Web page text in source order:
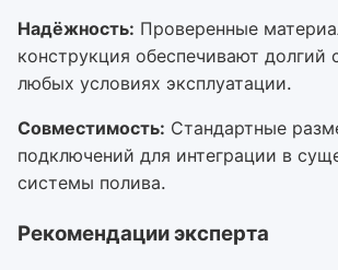
Надёжность: Проверенные
конструкция обеспечивают долгий
любых условиях эксплуатации.
Совместимость: Стандартные
подключений для интеграции в
системы полива.
Рекомендации эксперта